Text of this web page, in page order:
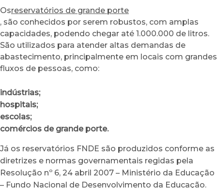
Osreservatórios de grande porte
, são conhecidos por serem robustos, com amplas
capacidades, podendo chegar até 1.000.000 de litros.
São utilizados para atender altas demandas de
abastecimento, principalmente em locais com grandes
fluxos de pessoas, como:
indústrias;
hospitais;
escolas;
comércios de grande porte.
Já os reservatórios FNDE são produzidos conforme as
diretrizes e normas governamentais regidas pela
Resolução nº 6, 24 abril 2007 – Ministério da Educação
– Fundo Nacional de Desenvolvimento da Educação.